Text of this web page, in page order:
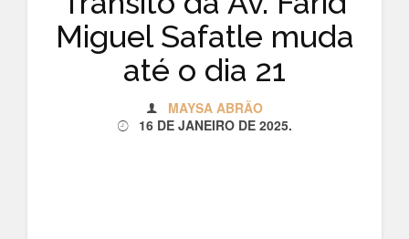
Miguel Safatle muda
até o dia 21
MAYSA ABRÃO
16 DE JANEIRO DE 2025.